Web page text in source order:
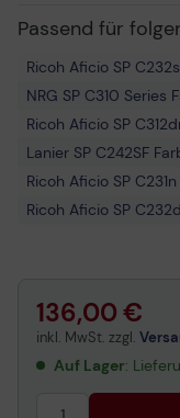
Passend für
Ricoh Aficio SP
NRG SP C310 Series
Ricoh Aficio SP
Lanier SP C242SF
Ricoh Aficio SP
Ricoh Aficio SP
Lanier SP C231SF
NRG SP C311N
Ricoh Aficio SP
Lanier SP C232SF
136,00 €
inkl. MwSt. zzgl.
Auf Lager: